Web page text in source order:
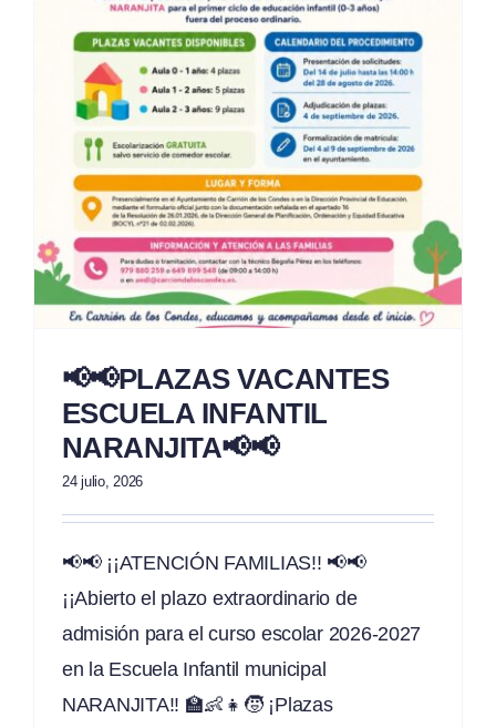
📢📢PLAZAS VACANTES
ESCUELA INFANTIL
NARANJITA📢📢
24 julio, 2026
📢📢 ¡¡ATENCIÓN FAMILIAS!! 📢📢
¡¡Abierto el plazo extraordinario de
admisión para el curso escolar 2026-2027
en la Escuela Infantil municipal
NARANJITA!! 🏫👶👧🧒 ¡Plazas